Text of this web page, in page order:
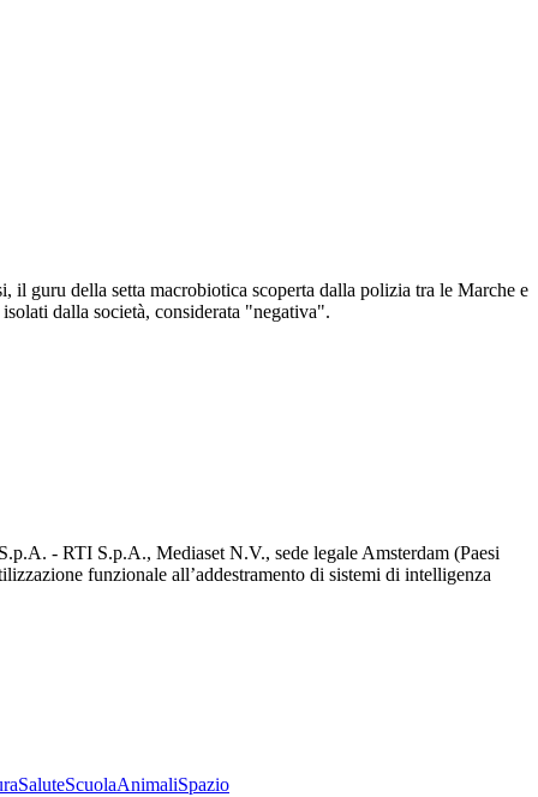
il guru della setta macrobiotica scoperta dalla polizia tra le Marche e
dalla società, considerata "negativa".
- RTI S.p.A., Mediaset N.V., sede legale Amsterdam (Paesi
funzionale all’addestramento di sistemi di intelligenza
SaluteScuolaAnimaliSpazio